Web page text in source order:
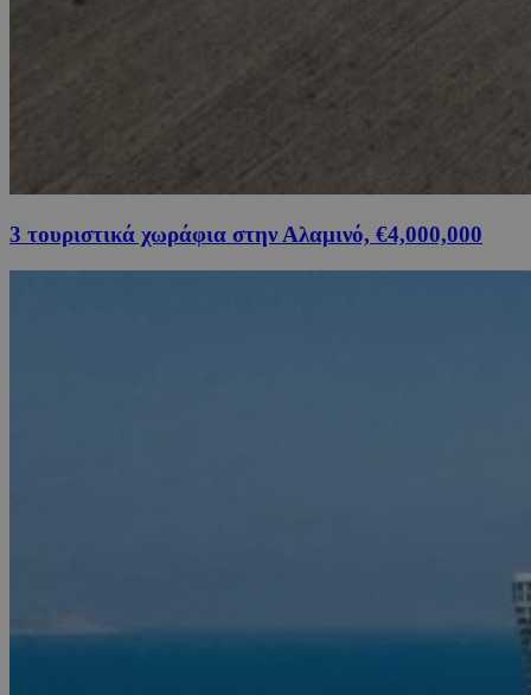
3 τουριστικά χωράφια στην Αλαμινό, €4,000,000